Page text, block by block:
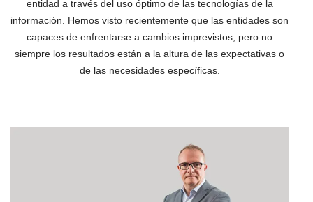
entidad a través del uso óptimo de las tecnologías de la
información. Hemos visto recientemente que las entidades son
capaces de enfrentarse a cambios imprevistos, pero no
siempre los resultados están a la altura de las expectativas o
de las necesidades específicas.